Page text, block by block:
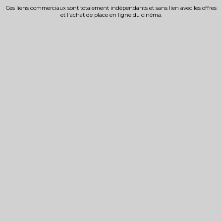
Ces liens commerciaux sont totalement indépendants et sans lien avec les offres
et l'achat de place en ligne du cinéma.